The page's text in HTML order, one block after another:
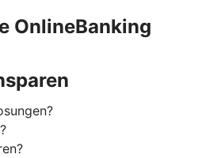
OnlineBanking